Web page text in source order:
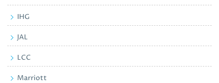
IHG
JAL
LCC
Marriott